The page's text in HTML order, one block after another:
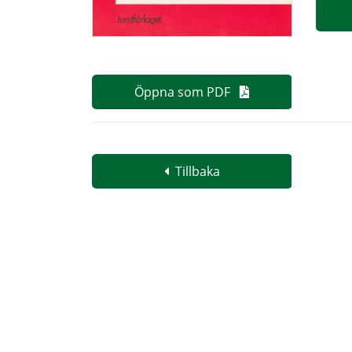
Öppna som PDF
Tillbaka